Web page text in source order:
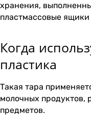
хранения,
пластмассовые
Когда
пластика
Такая тара
молочных продуктов,
предметов.